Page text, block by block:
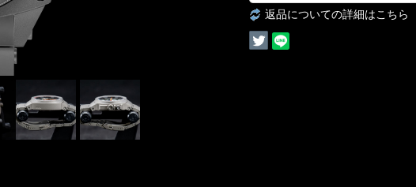
返品についての詳細はこちら